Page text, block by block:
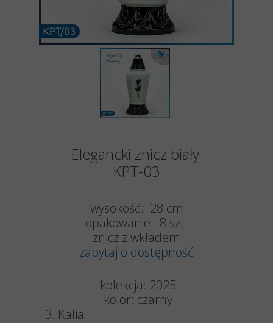
Elegancki znicz biały
KPT-03
wysokość: 28 cm
opakowanie: 8 szt.
znicz z wkładem
zapytaj o dostępność
kolekcja: 2025
kolor: czarny
3. Kalia